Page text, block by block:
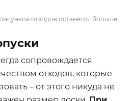
отходов останется больше
сопровождается
отходов, которые
– от этого никуда не